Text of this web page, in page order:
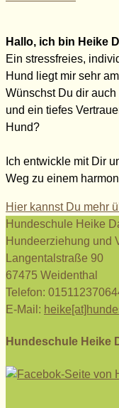
Hallo, ich bin Heike
Ein stressfreies,
Hund liegt mir sehr
Wünschst Du dir
und ein tiefes
Hund?
Ich entwickle mit Dir
Weg zu einem
Hier kannst Du mehr
Hundeschule Heike
Hundeerziehung und
Langentalstraße 90
67475 Weidenthal
Telefon:
E-Mail:
Hundeschule Heike